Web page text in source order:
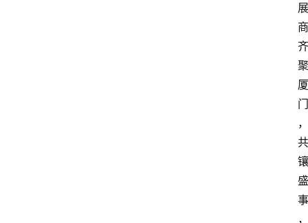
展
商
齐
聚
厦
门
，
共
镶
盛
事
，